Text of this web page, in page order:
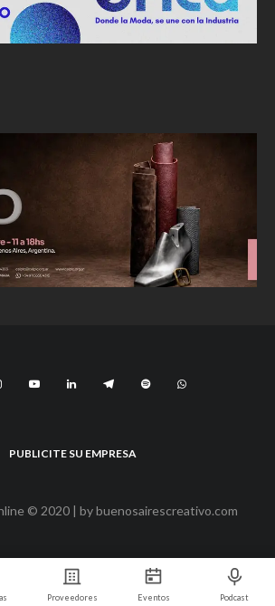
PUBLICITE SU EMPRESA
© 2020 | bybuenosairescreativo.com
Proveedores Eventos Podcast